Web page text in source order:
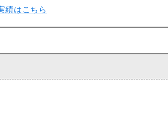
績はこちら